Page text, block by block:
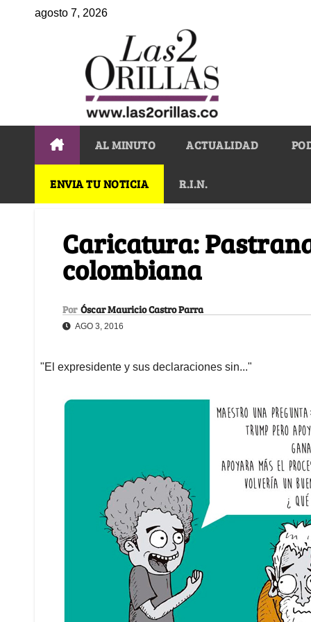
agosto 7, 2026
AL MINUTO ACTUALIDAD
ENVIA TU NOTICIA R.I.N.
Caricatura:
colombiana
Por Óscar Mauricio Castro Parra
AGO 3, 2016
"El expresidente y sus declaraciones sin..."